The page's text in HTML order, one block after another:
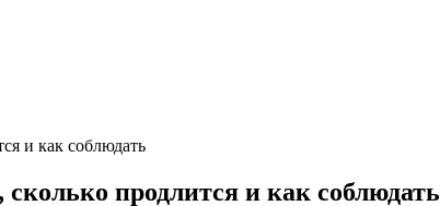
и как соблюдать
продлится и как соблюдать